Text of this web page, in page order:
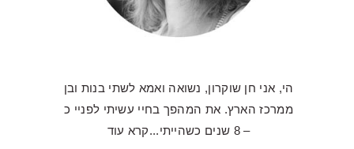
הי, אני חן שוקרון, נשואה ואמא לשתי בנות ובן
ממרכז הארץ. את המהפך בחיי עשיתי לפניי כ
– 8 שנים כשהייתי...
קרא עוד